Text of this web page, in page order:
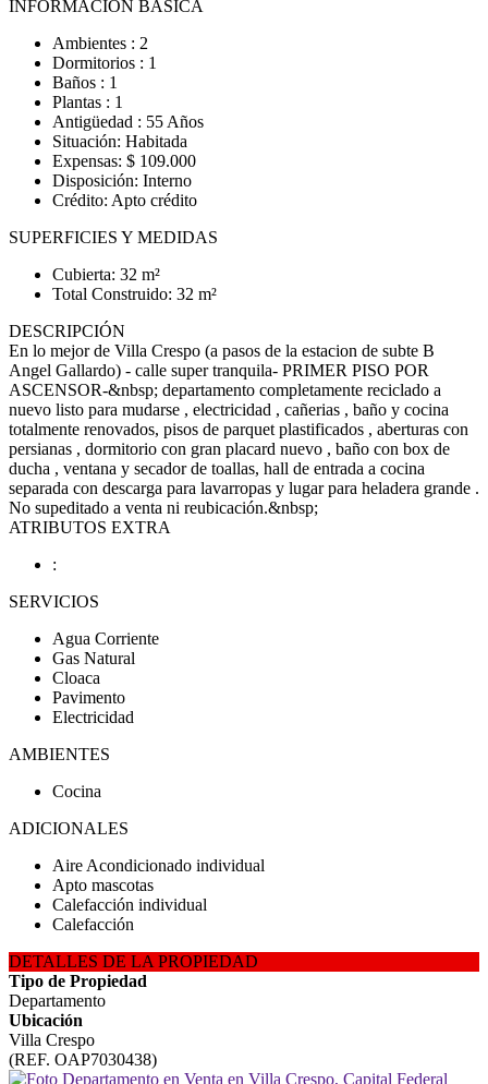
INFORMACIÓN BÁSICA
Ambientes : 2
Dormitorios : 1
Baños : 1
Plantas : 1
Antigüedad : 55 Años
Situación: Habitada
Expensas: $ 109.000
Disposición: Interno
Crédito: Apto crédito
SUPERFICIES Y MEDIDAS
Cubierta: 32 m²
Total Construido: 32 m²
DESCRIPCIÓN
En lo mejor de Villa Crespo (a pasos de la estacion de subte B
Angel Gallardo) - calle super tranquila- PRIMER PISO POR
ASCENSOR-&nbsp; departamento completamente reciclado a
nuevo listo para mudarse , electricidad , cañerias , baño y cocina
totalmente renovados, pisos de parquet plastificados , aberturas con
persianas , dormitorio con gran placard nuevo , baño con box de
ducha , ventana y secador de toallas, hall de entrada a cocina
separada con descarga para lavarropas y lugar para heladera grande .
No supeditado a venta ni reubicación.&nbsp;
ATRIBUTOS EXTRA
:
SERVICIOS
Agua Corriente
Gas Natural
Cloaca
Pavimento
Electricidad
AMBIENTES
Cocina
ADICIONALES
Aire Acondicionado individual
Apto mascotas
Calefacción individual
Calefacción
DETALLES DE LA PROPIEDAD
Tipo de Propiedad
Departamento
Ubicación
Villa Crespo
(REF. OAP7030438)